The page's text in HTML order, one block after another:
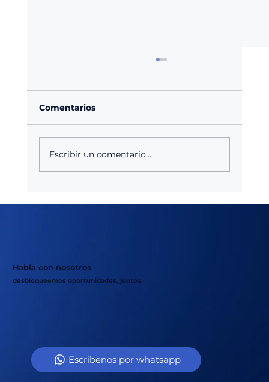
Comentarios
Escribir un comentario...
Habla con nosotros
desbloqueemos oportunidades, juntos.
Escríbenos por whatsapp